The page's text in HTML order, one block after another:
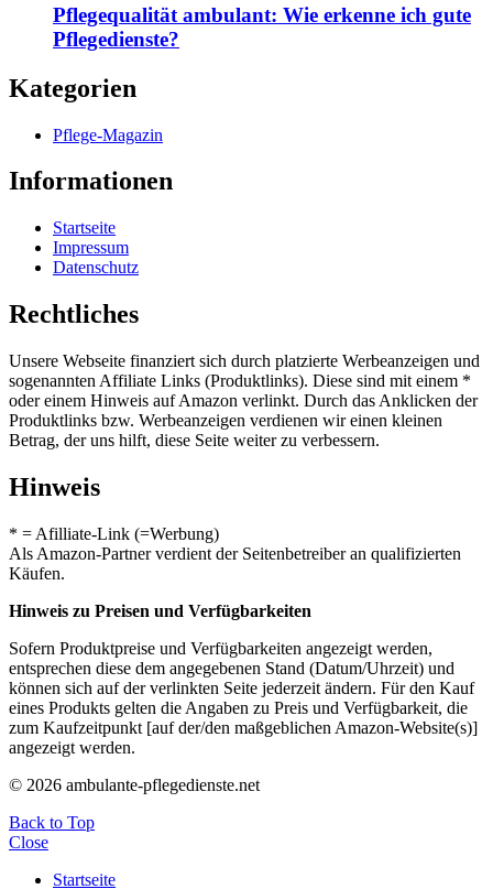
Pflegequalität ambulant: Wie erkenne ich gute
Pflegedienste?
Kategorien
Pflege-Magazin
Informationen
Startseite
Impressum
Datenschutz
Rechtliches
Unsere Webseite finanziert sich durch platzierte Werbeanzeigen und
sogenannten Affiliate Links (Produktlinks). Diese sind mit einem *
oder einem Hinweis auf Amazon verlinkt. Durch das Anklicken der
Produktlinks bzw. Werbeanzeigen verdienen wir einen kleinen
Betrag, der uns hilft, diese Seite weiter zu verbessern.
Hinweis
* = Afilliate-Link (=Werbung)
Als Amazon-Partner verdient der Seitenbetreiber an qualifizierten
Käufen.
Hinweis zu Preisen und Verfügbarkeiten
Sofern Produktpreise und Verfügbarkeiten angezeigt werden,
entsprechen diese dem angegebenen Stand (Datum/Uhrzeit) und
können sich auf der verlinkten Seite jederzeit ändern. Für den Kauf
eines Produkts gelten die Angaben zu Preis und Verfügbarkeit, die
zum Kaufzeitpunkt [auf der/den maßgeblichen Amazon-Website(s)]
angezeigt werden.
© 2026 ambulante-pflegedienste.net
Back to Top
Close
Startseite